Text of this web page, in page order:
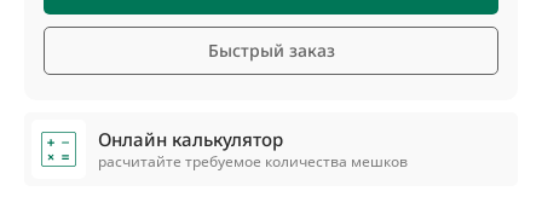
Быстрый заказ
Онлайн калькулятор
расчитайте требуемое количества мешков